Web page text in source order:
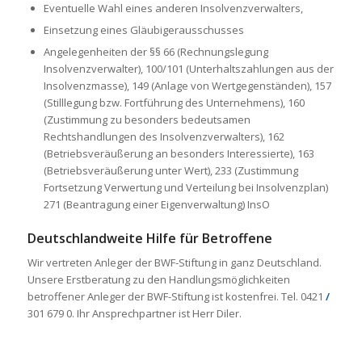
Eventuelle Wahl eines anderen Insolvenzverwalters,
Einsetzung eines Gläubigerausschusses
Angelegenheiten der §§ 66 (Rechnungslegung
Insolvenzverwalter), 100/101 (Unterhaltszahlungen aus der
Insolvenzmasse), 149 (Anlage von Wertgegenständen), 157
(Stilllegung bzw. Fortführung des Unternehmens), 160
(Zustimmung zu besonders bedeutsamen
Rechtshandlungen des Insolvenzverwalters), 162
(Betriebsveräußerung an besonders Interessierte), 163
(Betriebsveräußerung unter Wert), 233 (Zustimmung
Fortsetzung Verwertung und Verteilung bei Insolvenzplan)
271 (Beantragung einer Eigenverwaltung) InsO
Deutschlandweite Hilfe für Betroffene
Wir vertreten Anleger der BWF-Stiftung in ganz Deutschland.
Unsere Erstberatung zu den Handlungsmöglichkeiten
betroffener Anleger der BWF-Stiftung ist kostenfrei. Tel. 0421 /
301 679 0. Ihr Ansprechpartner ist Herr Diler.